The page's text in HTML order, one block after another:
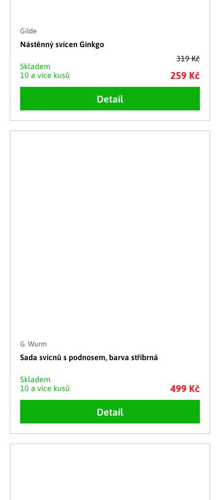
319 Kč
Gilde
Nástěnný svícen Ginkgo
Skladem
10 a více kusů
259 Kč
Detail
G. Wurm
Sada svícnů s podnosem, barva stříbrná
Skladem
10 a více kusů
499 Kč
Detail